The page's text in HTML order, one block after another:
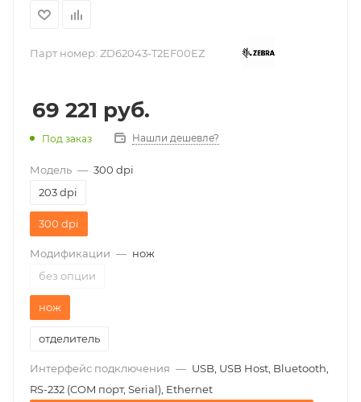
Парт номер: ZD62043-T2EF00EZ
69 221 руб.
Под заказ Нашли дешевле?
Модель — 300 dpi
203 dpi
300 dpi
Модификации — нож
без опции
нож
отделитель
Интерфейс подключения — USB, USB Host, Bluetooth,
RS-232 (COM порт, Serial), Ethernet